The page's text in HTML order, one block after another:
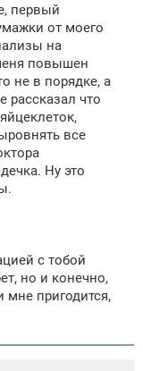
первый
от моего
на
повышен
не в порядке, а
рассказал что
все
Ну это
с тобой
но и конечно,
мне пригодится,